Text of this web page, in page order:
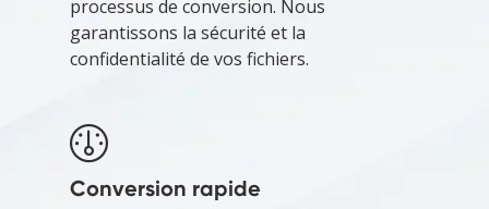
processus de conversion. Nous
garantissons la sécurité et la
confidentialité de vos fichiers.
Conversion rapide